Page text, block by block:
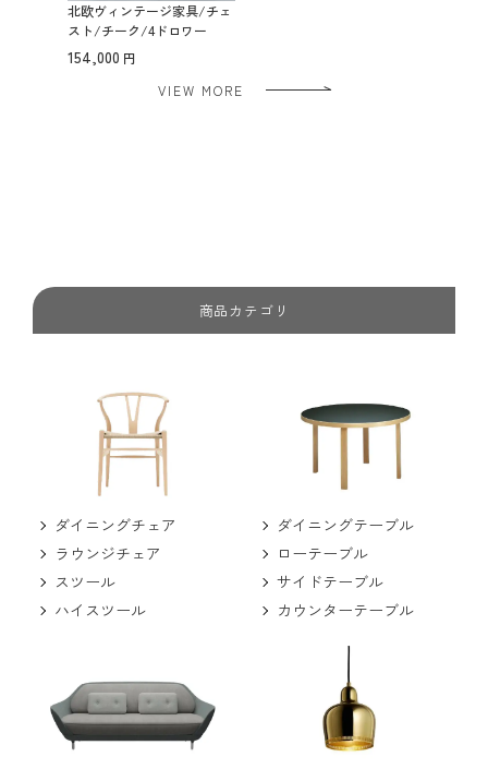
北欧ヴィンテージ家具/チェ
スト/チーク/4ドロワー
154,000
VIEW MORE
商品カテゴリ
ダイニングチェア
ラウンジチェア
スツール
ハイスツール
ダイニングテーブル
ローテーブル
サイドテーブル
カウンターテーブル